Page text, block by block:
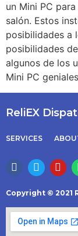
un Mini PC
salón. Estos
posibilidades a
posibilidades
algunos de los
Mini PC
ReliEX
SERVICES
Copyright © 2021